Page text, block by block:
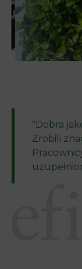
"Dobra
Zrobili
Edyta – firma